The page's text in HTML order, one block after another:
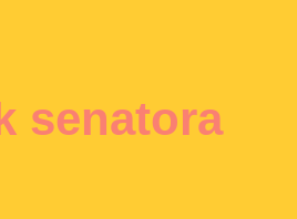
senatora